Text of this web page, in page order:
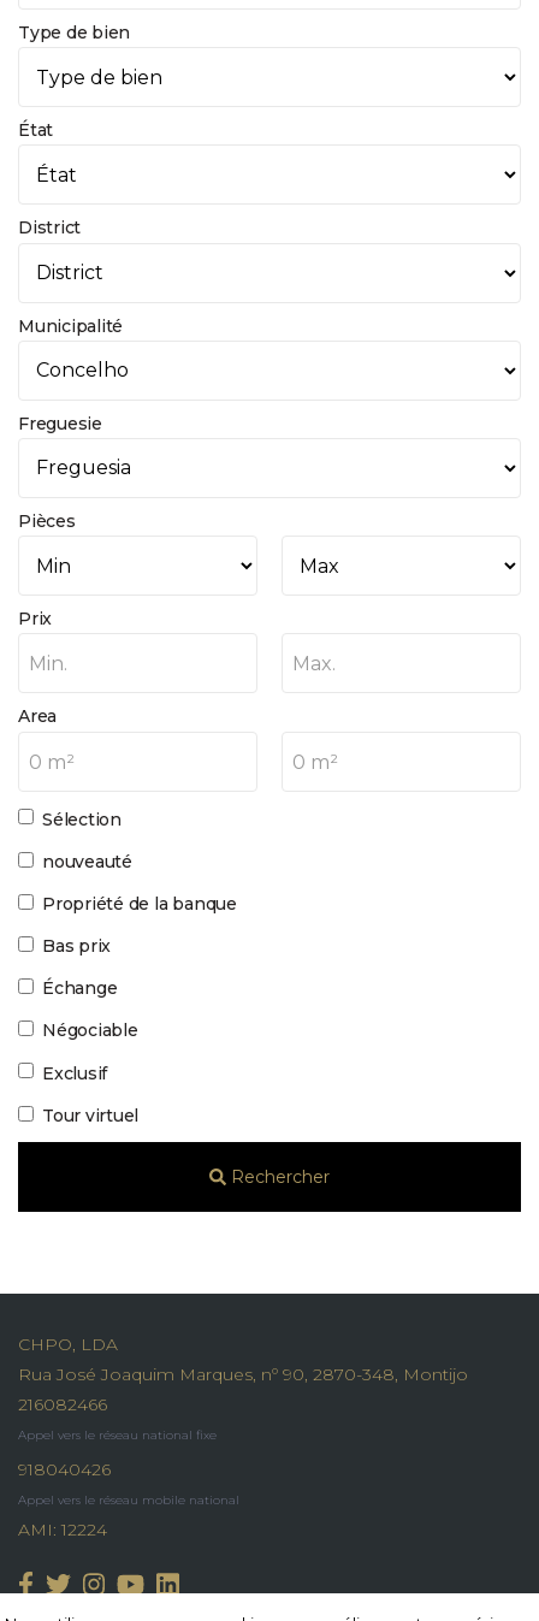
Type de bien
État
District
Municipalité
Freguesie
Pièces
Prix
Min. Max.
Area
0 m² 0 m²
Sélection
nouveauté
Propriété de la banque
Bas prix
Échange
Négociable
Exclusif
Tour virtuel
Rechercher
CHPO, LDA
Rua José Joaquim Marques, nº 90, 2870-348, Montijo
216082466
Appel vers le réseau national fixe
918040426
Appel vers le réseau mobile national
AMI: 12224